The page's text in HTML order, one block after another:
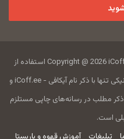
تمام حقوق برای آیکافی محفوظ است Copyright @ 2026 iCoff.ee استفاده از
مطالب در دیگر سایت‌ها و رسانه‌های الکترونیکی تنها با ذکر نام آیکافی - iCoff.ee و
مطلب در رسانه‌های چاپی مستلزم
است.
تبلیغات آموزش قهوه و باریستا